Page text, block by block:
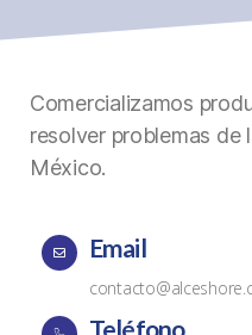
Comercializamos
resolver problemas de
México.
Email
Teléfono